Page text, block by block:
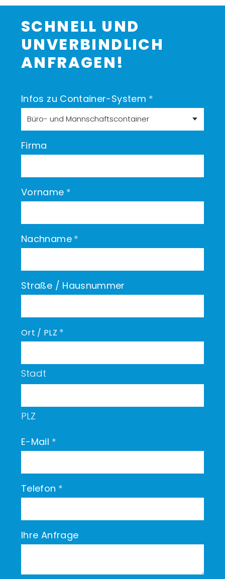
SCHNELL UND
UNVERBINDLICH
ANFRAGEN!
Infos zu Container-System *
Firma
Vorname *
Nachname *
Straße / Hausnummer
Ort / PLZ *
Stadt
PLZ
E-Mail *
Telefon *
Ihre Anfrage